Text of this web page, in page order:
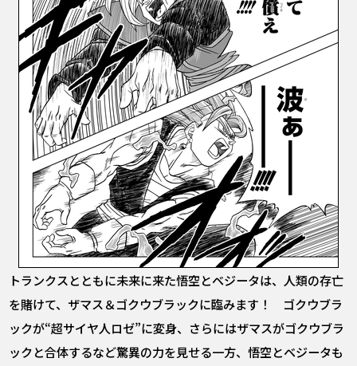
トランクスとともに未来に来た悟空とベジータは、人類の存亡
を賭けて、ザマス＆ゴクウブラックに臨みます！ ゴクウブラ
ックが“超サイヤ人ロゼ”に変身、さらにはザマスがゴクウブラ
ックと合体するなど驚異の力を見せる一方、悟空とベジータも